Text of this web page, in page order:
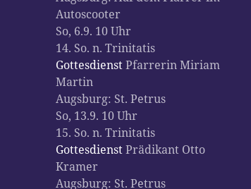
Autoscooter
So, 6.9. 10 Uhr
14. So. n. Trinitatis
GottesdienstPfarrerin Miriam
Martin
Augsburg: St. Petrus
So, 13.9. 10 Uhr
15. So. n. Trinitatis
GottesdienstPrädikant Otto
Kramer
Augsburg: St. Petrus